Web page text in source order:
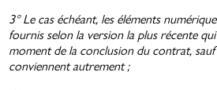
3° Le cas échéant, les éléments
fournis selon la version la plus récente
moment de la conclusion du contrat,
conviennent autrement ;